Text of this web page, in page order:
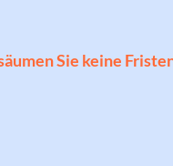
Sie keine